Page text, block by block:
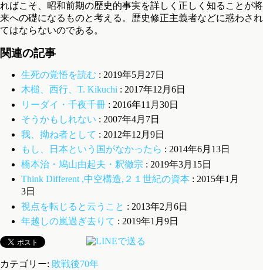
ればこそ、昭和前期の歴史的事実を詳しく正しく知ることが将
来への礎になるものと考える。歴史修正主義者などに惑わされ
てはならないのである。
関連の記事
生死の覚悟を読む : 2019年5月27日
木槌、西行、T. Kikuchi : 2017年12月6日
リーダイ・千夜千冊: 2016年11月30日
そうかもしれない : 2007年4月7日
我、拗ね者として : 2012年12月9日
もし、日本という国がなかったら : 2014年6月13日
橋本治・鳩山由起夫・釈徹宗 : 2019年3月15日
Think Different ,中空構造,２１世紀の資本 : 2015年1月
3日
視点を転じると云うこと : 2013年2月6日
年越しの嵐過ぎ去りて : 2019年1月9日
カテゴリー: 敗戦後70年